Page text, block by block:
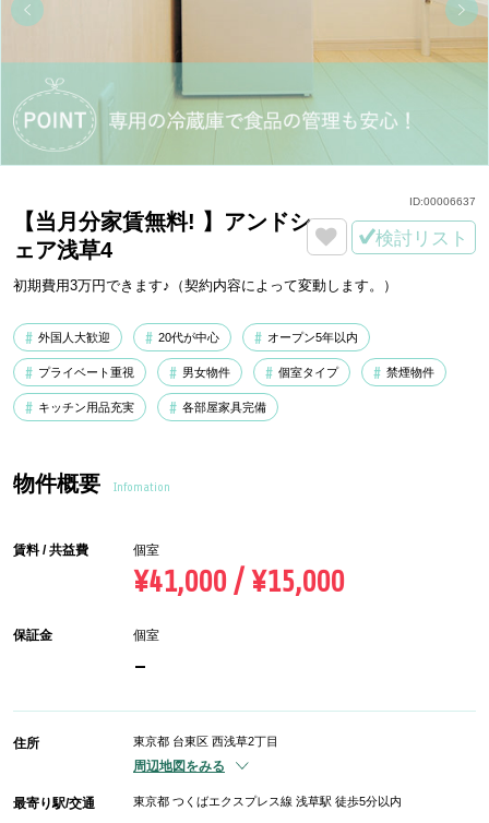
【当月分家賃無料! 】アンドシ
ェア浅草4
初期費用3万円できます♪（契約内容によって変動します。）
検討リスト
外国人大歓迎 20代が中心 オープン5年以内
プライベート重視 男女物件 個室タイプ 禁煙物件
キッチン用品充実 各部屋家具完備
ID:00006637
物件概要 Infomation
賃料 / 共益費 個室
¥41,000 / ¥15,000
保証金 個室
-
住所 東京都 台東区 西浅草2丁目
周辺地図をみる
最寄り駅/交通 東京都 つくばエクスプレス線 浅草駅 徒歩5分以内